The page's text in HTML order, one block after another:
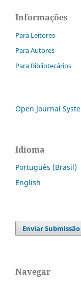
Informações
Para Leitores
Para Autores
Para Bibliotecários
Open Journal
Idioma
Português (Brasil)
English
Enviar Submissão
Navegar